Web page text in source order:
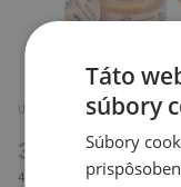
U partnera 4641 ks
3.95 €
4.86 € s DPH
Táto
súbory
Súbory